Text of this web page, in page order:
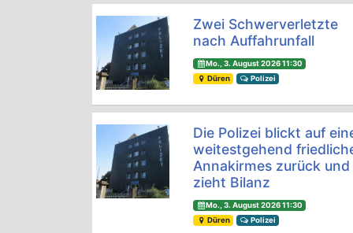
Zwei Schwerverletzte
nach Auffahrunfall
Mo., 3. August 2026 11:30
Düren
Polizei
Die Polizei blickt auf
weitestgehend
Annakirmes zurück und
zieht Bilanz
Mo., 3. August 2026 11:30
Düren
Polizei